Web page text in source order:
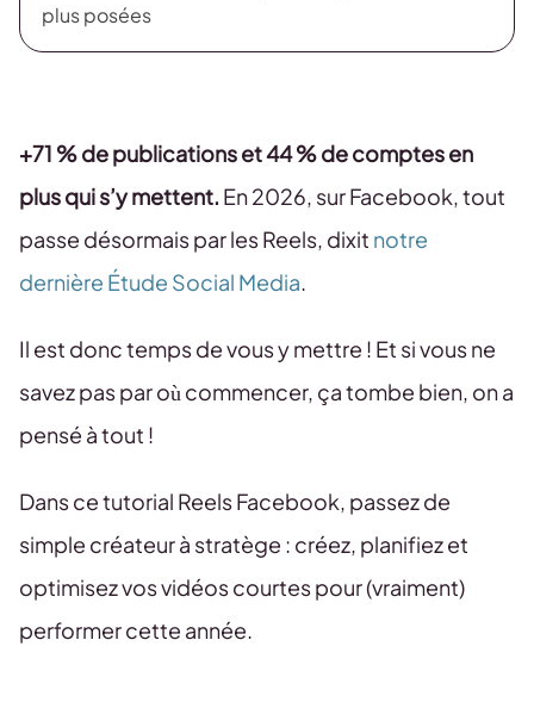
plus posées
+71 % de publications et 44 % de comptes en
plus qui s’y mettent. En 2026, sur Facebook, tout
passe désormais par les Reels, dixit notre
dernière Étude Social Media.
Il est donc temps de vous y mettre ! Et si vous ne
savez pas par où commencer, ça tombe bien, on a
pensé à tout !
Dans ce tutorial Reels Facebook, passez de
simple créateur à stratège : créez, planifiez et
optimisez vos vidéos courtes pour (vraiment)
performer cette année.